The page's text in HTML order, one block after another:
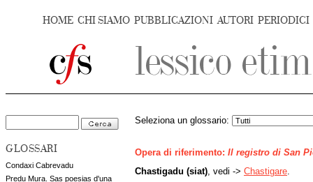
HOME CHI SIAMO PUBBLICAZIONI AUTORI PERIODICI
GLOSSARI
Condaxi Cabrevadu
Predu Mura. Sas poesias d'una
Seleziona un glossario:
Opera di riferimento: Il registro di San
Chastigadu (siat) , vedi -> Chastigare